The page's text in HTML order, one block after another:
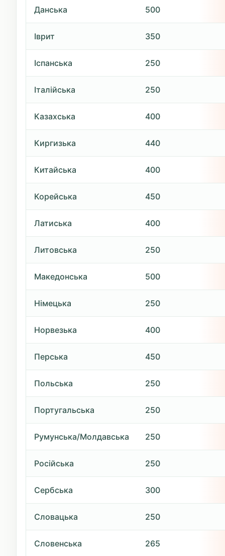
Данська 500
Іврит 350
Іспанська 250
Італійська 250
Казахська 400
Киргизька 440
Китайська 400
Корейська 450
Латиська 400
Литовська 250
Македонська 500
Німецька 250
Норвезька 400
Перська 450
Польська 250
Португальська 250
Румунська/Молдавська 250
Російська 250
Сербська 300
Словацька 250
Словенська 265